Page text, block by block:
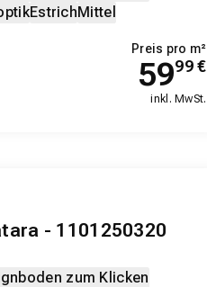
EstrichMittel
Preis pro m²
5999€
inkl. MwSt.
- 1101250320
zum Klicken